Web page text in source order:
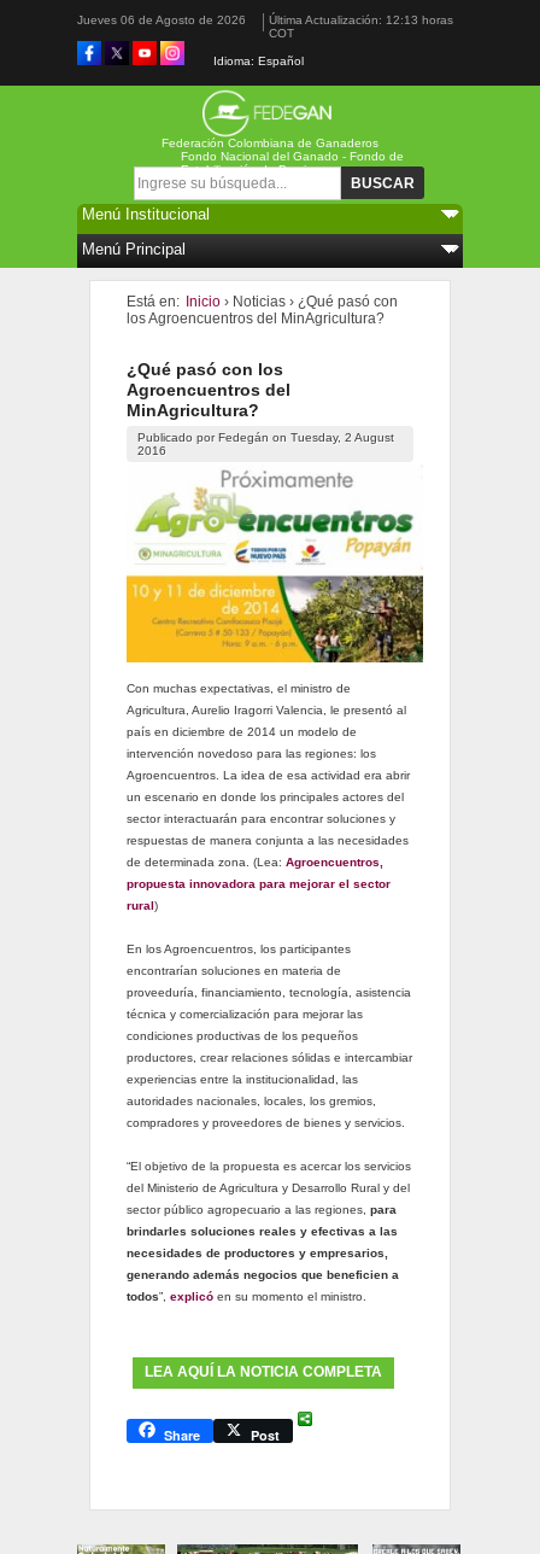
Jueves 06 de Agosto de 2026
Última Actualización: 12:13 horas
COT
Idioma: Español
Federación Colombiana de Ganaderos
Formulario de búsqueda
Fondo Nacional del Ganado - Fondo de
Estabilización de Precios
Está en: Inicio › Noticias › ¿Qué pasó con
los Agroencuentros del MinAgricultura?
¿Qué pasó con los
Agroencuentros del
MinAgricultura?
Publicado por Fedegán on Tuesday, 2 August
2016
Con muchas expectativas, el ministro de
Agricultura, Aurelio Iragorri Valencia, le presentó al
país en diciembre de 2014 un modelo de
intervención novedoso para las regiones: los
Agroencuentros. La idea de esa actividad era abrir
un escenario en donde los principales actores del
sector interactuarán para encontrar soluciones y
respuestas de manera conjunta a las necesidades
de determinada zona. (Lea: Agroencuentros,
propuesta innovadora para mejorar el sector
rural )
En los Agroencuentros, los participantes
encontrarían soluciones en materia de
proveeduría, financiamiento, tecnología, asistencia
técnica y comercialización para mejorar las
condiciones productivas de los pequeños
productores, crear relaciones sólidas e intercambiar
experiencias entre la institucionalidad, las
autoridades nacionales, locales, los gremios,
compradores y proveedores de bienes y servicios.
“El objetivo de la propuesta es acercar los servicios
del Ministerio de Agricultura y Desarrollo Rural y del
sector público agropecuario a las regiones, para
brindarles soluciones reales y efectivas a las
necesidades de productores y empresarios,
generando además negocios que beneficien a
todos”, explicóen su momento el ministro.
LEA AQUÍ LA NOTICIA COMPLETA
Share Post